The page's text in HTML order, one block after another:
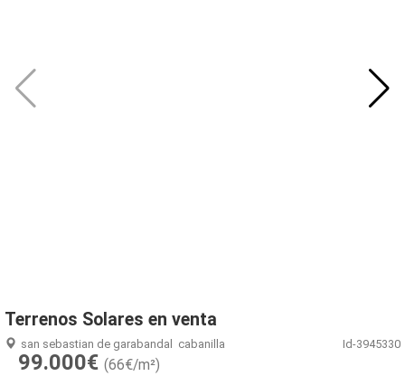
Terrenos Solares en venta
san sebastian de garabandal cabanilla Id-3945330
99.000€ (66€/m²)